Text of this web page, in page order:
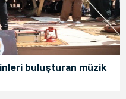
buluşturan müzik